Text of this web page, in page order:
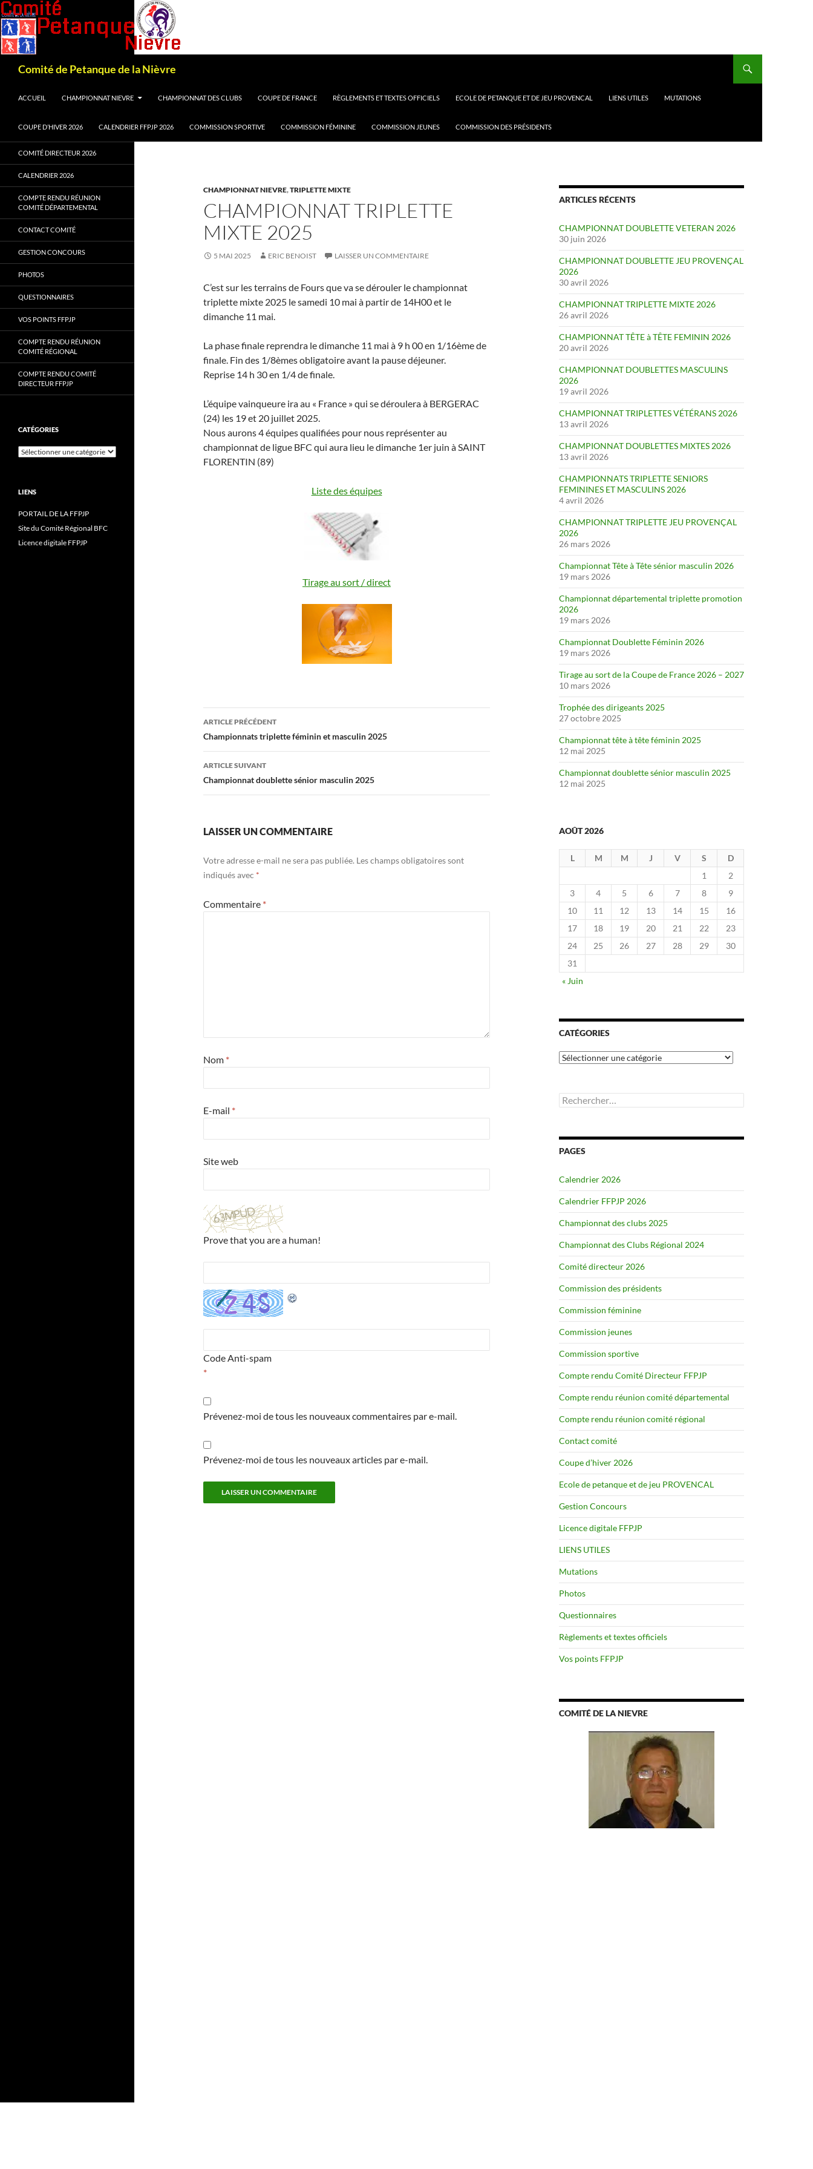
Comité de Petanque de la Nièvre
ACCUEIL
CHAMPIONNAT NIEVRE CHAMPIONNAT DES CLUBS COUPE DE FRANCE RÈGLEMENTS ET TEXTES OFFICIELS ECOLE DE PETANQUE ET DE JEU PROVENCAL LIENS UTILES MUTATIONS
COUPE D’HIVER 2026 CALENDRIER FFPJP 2026 COMMISSION SPORTIVE COMMISSION FÉMININE COMMISSION JEUNES COMMISSION DES PRÉSIDENTS
CHAMPIONNAT NIEVRE,TRIPLETTE MIXTE
CHAMPIONNAT TRIPLETTE
MIXTE 2025
5 MAI 2025 ERIC BENOIST LAISSER UN COMMENTAIRE
C’est sur les terrains de Fours que va se dérouler le championnat
triplette mixte 2025 le samedi 10 mai à partir de 14H00 et le
dimanche 11 mai.
La phase finale reprendra le dimanche 11 mai à 9 h 00 en 1/16ème de
finale. Fin des 1/8èmes obligatoire avant la pause déjeuner.
Reprise 14 h 30 en 1/4 de finale.
L’équipe vainqueure ira au « France » qui se déroulera à BERGERAC
(24) les 19 et 20 juillet 2025.
Nous aurons 4 équipes qualifiées pour nous représenter au
championnat de ligue BFC qui aura lieu le dimanche 1er juin à SAINT
FLORENTIN (89)
Liste des équipes
Tirage au sort / direct
Navigation
des
articles
ARTICLE PRÉCÉDENT
Championnats triplette féminin et masculin 2025
ARTICLE SUIVANT
Championnat doublette sénior masculin 2025
LAISSER UN COMMENTAIRE
Votre adresse e-mail ne sera pas publiée. Les champs obligatoires sont
indiqués avec *
Commentaire *
Nom *
E-mail *
Site web
Prove that you are a human!
Code Anti-spam
*
Prévenez-moi de tous les nouveaux commentaires par e-mail.
Prévenez-moi de tous les nouveaux articles par e-mail.
ARTICLES RÉCENTS
CHAMPIONNAT DOUBLETTE VETERAN 2026
30 juin 2026
CHAMPIONNAT DOUBLETTE JEU PROVENÇAL
2026
30 avril 2026
CHAMPIONNAT TRIPLETTE MIXTE 2026
26 avril 2026
CHAMPIONNAT TÊTE à TÊTE FEMININ 2026
20 avril 2026
CHAMPIONNAT DOUBLETTES MASCULINS
2026
19 avril 2026
CHAMPIONNAT TRIPLETTES VÉTÉRANS 2026
13 avril 2026
CHAMPIONNAT DOUBLETTES MIXTES 2026
13 avril 2026
CHAMPIONNATS TRIPLETTE SENIORS
FEMININES ET MASCULINS 2026
4 avril 2026
CHAMPIONNAT TRIPLETTE JEU PROVENÇAL
2026
26 mars 2026
Championnat Tête à Tête sénior masculin 2026
19 mars 2026
Championnat départemental triplette promotion
2026
19 mars 2026
Championnat Doublette Féminin 2026
19 mars 2026
Tirage au sort de la Coupe de France 2026 – 2027
10 mars 2026
Trophée des dirigeants 2025
27 octobre 2025
Championnat tête à tête féminin 2025
12 mai 2025
Championnat doublette sénior masculin 2025
12 mai 2025
AOÛT 2026
L M M J V S
D
1
2
3
4 5 6 7 8
9
10
11 12 13 14 15
16
17
18 19 20 21 22
23
24
25 26 27 28 29
30
31
« Juin
CATÉGORIES
Catégories
Rechercher :
PAGES
Calendrier 2026
Calendrier FFPJP 2026
Championnat des clubs 2025
Championnat des Clubs Régional 2024
Comité directeur 2026
Commission des présidents
Commission féminine
Commission jeunes
Commission sportive
Compte rendu Comité Directeur FFPJP
Compte rendu réunion comité départemental
Compte rendu réunion comité régional
Contact comité
Coupe d’hiver 2026
Ecole de petanque et de jeu PROVENCAL
Gestion Concours
Licence digitale FFPJP
LIENS UTILES
Mutations
Photos
Questionnaires
Règlements et textes officiels
Vos points FFPJP
COMITÉ DE LA NIEVRE
COMITÉ DIRECTEUR 2026
CALENDRIER 2026
COMPTE RENDU RÉUNION
COMITÉ DÉPARTEMENTAL
CONTACT COMITÉ
GESTION CONCOURS
PHOTOS
QUESTIONNAIRES
VOS POINTS FFPJP
COMPTE RENDU RÉUNION
COMITÉ RÉGIONAL
COMPTE RENDU COMITÉ
DIRECTEUR FFPJP
CATÉGORIES
Catégories
LIENS
PORTAIL DE LA FFPJP
Site du Comité Régional BFC
Licence digitale FFPJP